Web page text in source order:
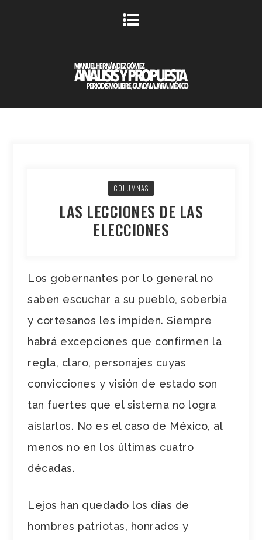
COLUMNAS
LAS LECCIONES DE LAS
ELECCIONES
Los gobernantes por lo general no
saben escuchar a su pueblo, soberbia
y cortesanos les impiden. Siempre
habrá excepciones que confirmen la
regla, claro, personajes cuyas
convicciones y visión de estado son
tan fuertes que el sistema no logra
aislarlos. No es el caso de México, al
menos no en los últimas cuatro
décadas.
Lejos han quedado los días de
hombres patriotas, honrados y